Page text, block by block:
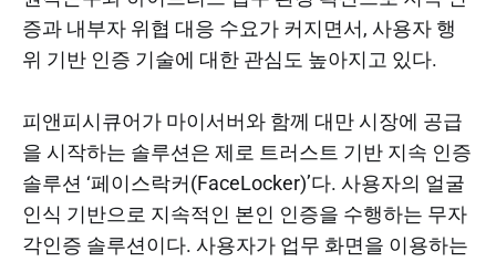
증과 내부자 위협 대응 수요가 커지면서, 사용자 행
위 기반 인증 기술에 대한 관심도 높아지고 있다.
피앤피시큐어가 마이서버와 함께 대만 시장에 공급
을 시작하는 솔루션은 제로 트러스트 기반 지속 인증
솔루션 ‘페이스락커(FaceLocker)’다. 사용자의 얼굴
인식 기반으로 지속적인 본인 인증을 수행하는 무자
각인증 솔루션이다. 사용자가 업무 화면을 이용하는